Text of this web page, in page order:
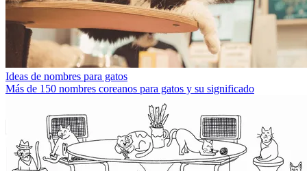
Ideas de nombres para gatos
Más de 150 nombres coreanos para gatos y su significado